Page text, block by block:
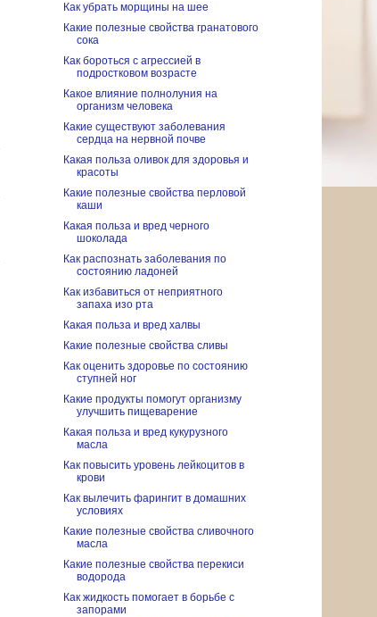
Как убрать морщины на шее
Какие полезные свойства гранатового
сока
Как бороться с агрессией в
подростковом возрасте
Какое влияние полнолуния на
организм человека
Какие существуют заболевания
сердца на нервной почве
Какая польза оливок для здоровья и
красоты
Какие полезные свойства перловой
каши
Какая польза и вред черного
шоколада
Как распознать заболевания по
состоянию ладоней
Как избавиться от неприятного
запаха изо рта
Какая польза и вред халвы
Какие полезные свойства сливы
Как оценить здоровье по состоянию
ступней ног
Какие продукты помогут организму
улучшить пищеварение
Какая польза и вред кукурузного
масла
Как повысить уровень лейкоцитов в
крови
Как вылечить фарингит в домашних
условиях
Какие полезные свойства сливочного
масла
Какие полезные свойства перекиси
водорода
Как жидкость помогает в борьбе с
запорами